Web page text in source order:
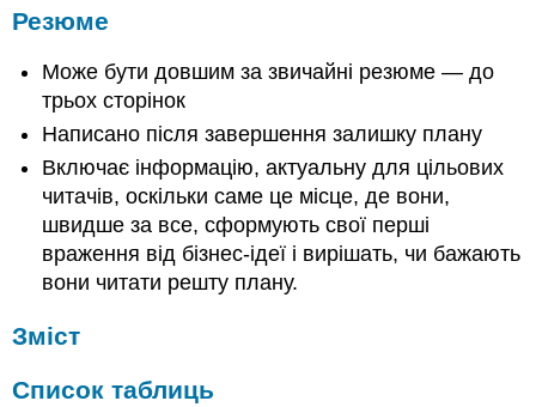
Резюме
Може бути довшим за звичайні резюме — до
трьох сторінок
Написано після завершення залишку плану
Включає інформацію, актуальну для цільових
читачів, оскільки саме це місце, де вони,
швидше за все, сформують свої перші
враження від бізнес-ідеї і вирішать, чи бажають
вони читати решту плану.
Зміст
Список таблиць